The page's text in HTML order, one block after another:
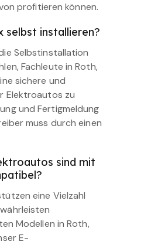
profitieren können.
selbst installieren?
Selbstinstallation
Fachleute in Roth,
sichere und
Elektroautos zu
und Fertigmeldung
muss durch einen
sind mit
eine Vielzahl
Modellen in Roth,
E-